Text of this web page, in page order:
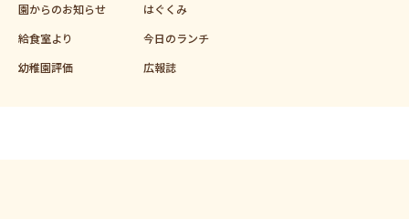
園からのお知らせ
給食室より
幼稚園評価
はぐくみ
今日のランチ
広報誌